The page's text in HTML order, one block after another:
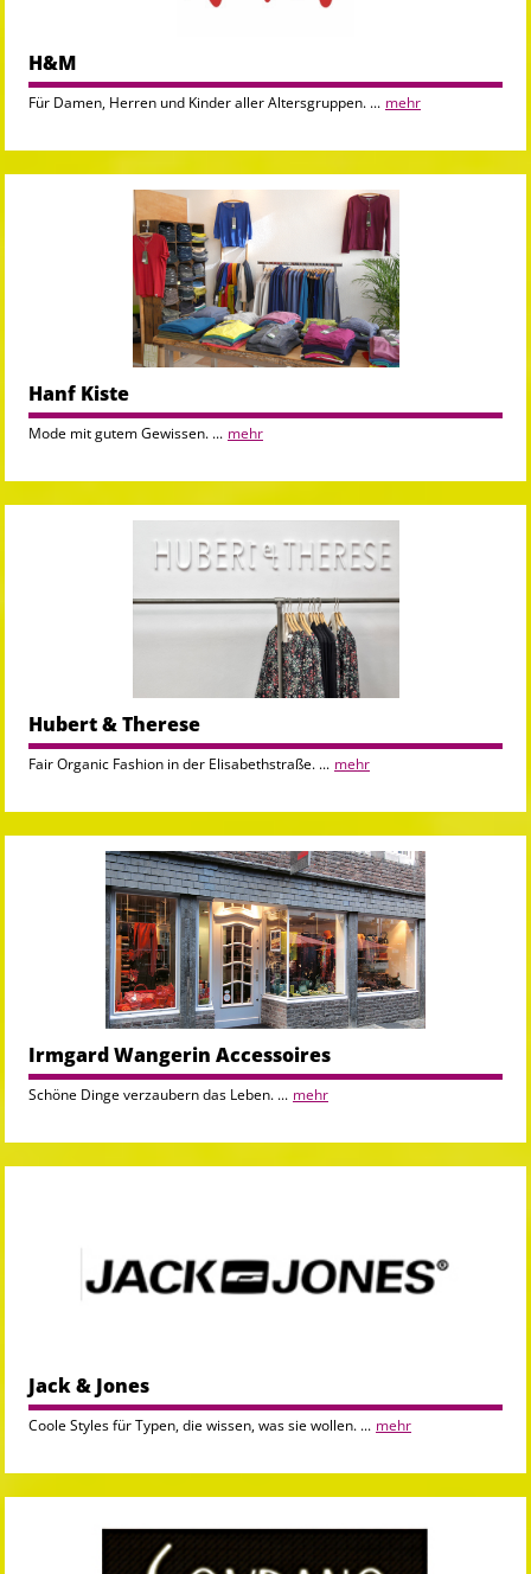
H&M
Für Damen, Herren und Kinder aller Altersgruppen. ... mehr
Hanf Kiste
Mode mit gutem Gewissen. ... mehr
Hubert & Therese
Fair Organic Fashion in der Elisabethstraße. ... mehr
Irmgard Wangerin Accessoires
Schöne Dinge verzaubern das Leben. ... mehr
Jack & Jones
Coole Styles für Typen, die wissen, was sie wollen. ... mehr